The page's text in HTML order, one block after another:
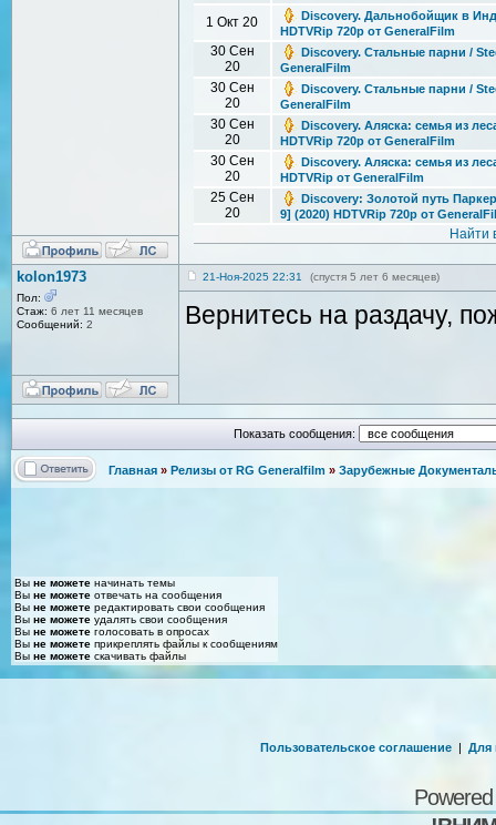
1 Окт 20
Discovery. Дальнобойщик в
HDTVRip 720p от GeneralFilm
30 Сен
20
Discovery. Стальные парни /
GeneralFilm
30 Сен
20
Discovery. Стальные парни /
GeneralFilm
30 Сен
20
Discovery. Аляска: семья из
HDTVRip 720p от GeneralFilm
30 Сен
20
Discovery. Аляска: семья из
HDTVRip от GeneralFilm
25 Сен
20
Discovery: Золотой путь
9] (2020) HDTVRip 720p от
Найти
kolon1973
Пол:
Стаж: 6 лет 11 месяцев
Сообщений: 2
21-Ноя-2025 22:31 (спустя 5 лет 6 месяцев)
Вернитесь на раздачу,
Показать сообщения:
Главная » Релизы от RG Generalfilm » Зарубежные
Вы не можете начинать темы
Вы не можете отвечать на сообщения
Вы не можете редактировать свои сообщения
Вы не можете удалять свои сообщения
Вы не можете голосовать в опросах
Вы не можете прикреплять файлы к сообщениям
Вы не можете скачивать файлы
Пользовательское соглашение | Для